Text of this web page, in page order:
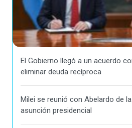
El Gobierno llegó a un acuerdo
eliminar deuda recíproca
Milei se reunió con Abelardo de
asunción presidencial